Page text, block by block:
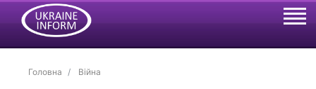
Головна Війна